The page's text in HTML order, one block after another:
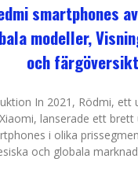
smartphones
modeller,
och färgöversikt
In 2021, Rödmi, ett
lanserade ett brett
i olika
och globala